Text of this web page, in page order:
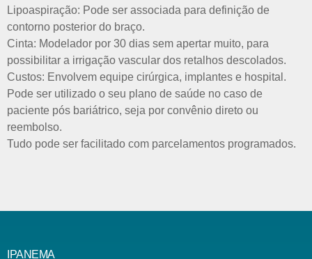
Lipoaspiração: Pode ser associada para definição de
contorno posterior do braço.
Cinta: Modelador por 30 dias sem apertar muito, para
possibilitar a irrigação vascular dos retalhos descolados.
Custos: Envolvem equipe cirúrgica, implantes e hospital.
Pode ser utilizado o seu plano de saúde no caso de
paciente pós bariátrico, seja por convênio direto ou
reembolso.
Tudo pode ser facilitado com parcelamentos programados.
IPANEMA